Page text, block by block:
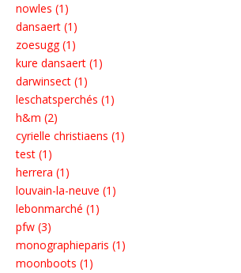
nowles (1)
dansaert (1)
zoesugg (1)
kure dansaert (1)
darwinsect (1)
leschatsperchés (1)
h&m (2)
cyrielle christiaens (1)
test (1)
herrera (1)
louvain-la-neuve (1)
lebonmarché (1)
pfw (3)
monographieparis (1)
moonboots (1)